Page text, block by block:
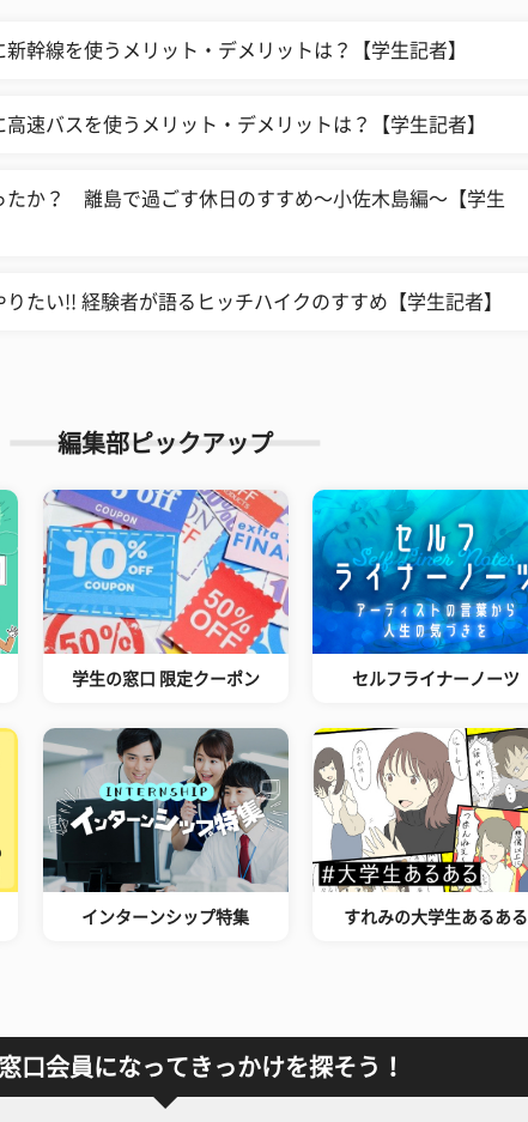
新幹線を使うメリット・デメリットは？【学生記者】
高速バスを使うメリット・デメリットは？【学生記者】
たか？ 離島で過ごす休日のすすめ〜小佐木島編〜【学生
たい!! 経験者が語るヒッチハイクのすすめ【学生記者】
編集部ピックアップ
学生の窓口 限定クーポン セルフライナーノーツ
インターンシップ特集 すれみの大学生あるある
口会員になってきっかけを探そう！